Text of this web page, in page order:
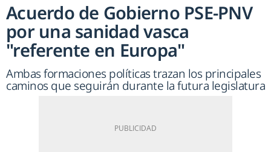
Acuerdo de Gobierno PSE-PNV
por una sanidad vasca
"referente en Europa"
Ambas formaciones políticas trazan los principales
caminos que seguirán durante la futura legislatura